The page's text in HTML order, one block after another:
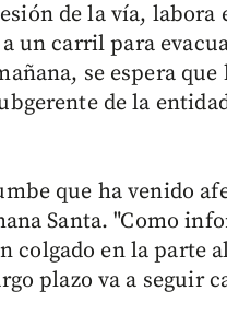
de la vía, labora
un carril para
se espera que
de la
que ha venido
Santa. "Como
colgado en la parte
plazo va a seguir